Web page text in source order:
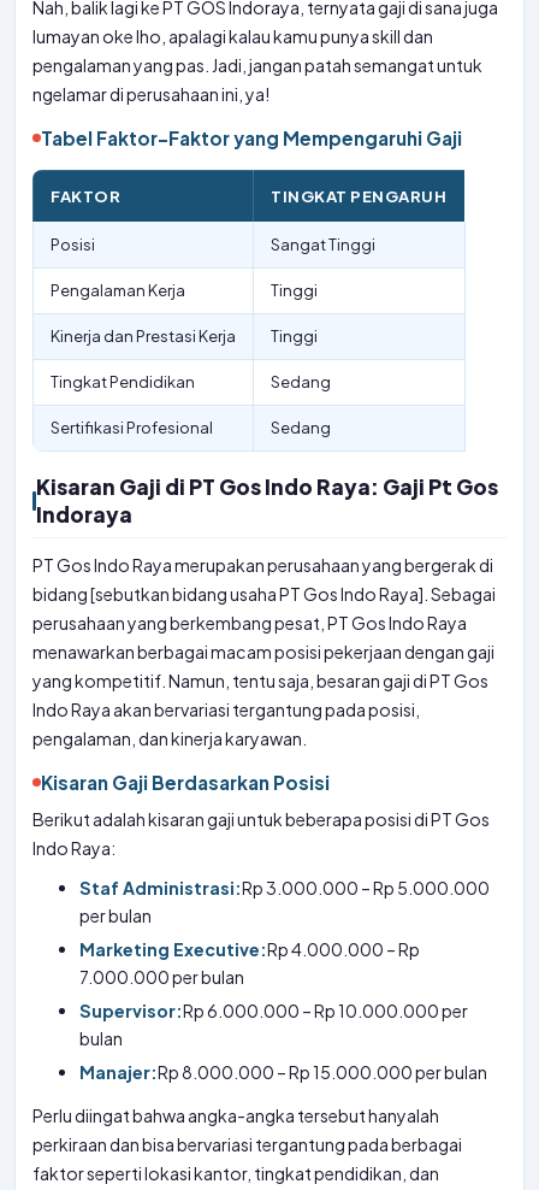
Nah, balik lagi ke PT GOS Indoraya, ternyata gaji di sana juga
lumayan oke lho, apalagi kalau kamu punya skill dan
pengalaman yang pas. Jadi, jangan patah semangat untuk
ngelamar di perusahaan ini, ya!
Tabel Faktor-Faktor yang Mempengaruhi Gaji
FAKTOR TINGKAT PENGARUH
Posisi Sangat Tinggi
Pengalaman Kerja Tinggi
Kinerja dan Prestasi Kerja Tinggi
Tingkat Pendidikan Sedang
Sertifikasi Profesional Sedang
Kisaran Gaji di PT Gos Indo Raya: Gaji Pt Gos
Indoraya
PT Gos Indo Raya merupakan perusahaan yang bergerak di
bidang [sebutkan bidang usaha PT Gos Indo Raya]. Sebagai
perusahaan yang berkembang pesat, PT Gos Indo Raya
menawarkan berbagai macam posisi pekerjaan dengan gaji
yang kompetitif. Namun, tentu saja, besaran gaji di PT Gos
Indo Raya akan bervariasi tergantung pada posisi,
pengalaman, dan kinerja karyawan.
Kisaran Gaji Berdasarkan Posisi
Berikut adalah kisaran gaji untuk beberapa posisi di PT Gos
Indo Raya:
Staf Administrasi:Rp 3.000.000 – Rp 5.000.000
per bulan
Marketing Executive:Rp 4.000.000 – Rp
7.000.000 per bulan
Supervisor:Rp 6.000.000 – Rp 10.000.000 per
bulan
Manajer:Rp 8.000.000 – Rp 15.000.000 per bulan
Perlu diingat bahwa angka-angka tersebut hanyalah
perkiraan dan bisa bervariasi tergantung pada berbagai
faktor seperti lokasi kantor, tingkat pendidikan, dan